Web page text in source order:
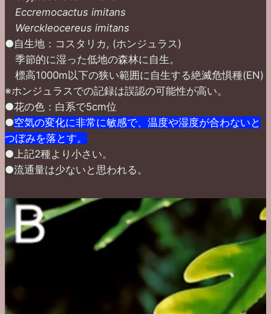
Eccremocactus imitans
Werckleocereus imitans
●自生地：コスタリカ, (ホンジュラス)
季節的に湿った低地の森林に自生。
標高1000m以下の狭い範囲に自生する絶滅危惧種(EN)
※ホンジュラスでの記録は誤認の可能性が高い。
●花の色：白系で5cm位
●空気の変化に非常に敏感で、温度や湿度が合わないと
つぼみを落とす。
●上記2種より小さい。
●流通量は少ないと思われる。